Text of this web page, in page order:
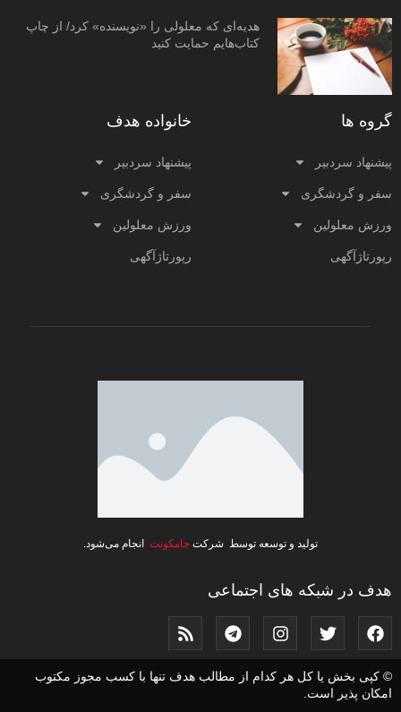
هدیه‌ای که معلولی را «نویسنده» کرد/ از چاپ
کتاب‌هایم حمایت کنید
گروه ها
پیشنهاد سردبیر
سفر و گردشگری
ورزش معلولین
رپورتاژآگهی
خانواده هدف
پیشنهاد سردبیر
سفر و گردشگری
ورزش معلولین
رپورتاژآگهی
تولید و توسعه توسط شرکت جامکونت انجام می‌شود.
هدف در شبکه های اجتماعی
© کپی بخش یا کل هر کدام از مطالب هدف تنها با کسب مجوز مکتوب
امکان پذیر است.